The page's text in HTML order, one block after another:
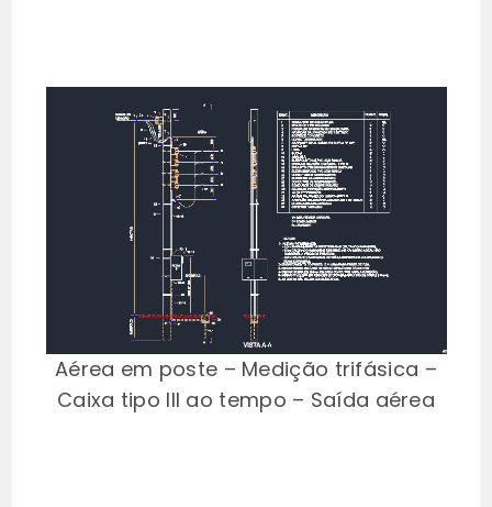
Aérea em poste – Medição trifásica –
Caixa tipo III ao tempo – Saída aérea